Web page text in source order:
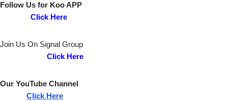
Follow Us for KooAPP
Click Here
Join Us On Signal Group
Click Here
Our YouTube Channel
Click Here